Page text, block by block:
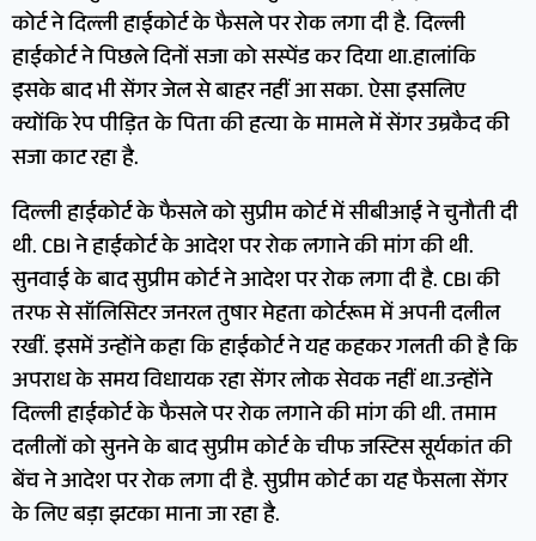
कोर्ट ने दिल्ली हाईकोर्ट के फैसले पर रोक लगा दी है. दिल्ली
हाईकोर्ट ने पिछले दिनों सजा को सस्पेंड कर दिया था.हालांकि
इसके बाद भी सेंगर जेल से बाहर नहीं आ सका. ऐसा इसलिए
क्योंकि रेप पीड़ित के पिता की हत्या के मामले में सेंगर उम्रकैद की
सजा काट रहा है.
दिल्ली हाईकोर्ट के फैसले को सुप्रीम कोर्ट में सीबीआई ने चुनौती दी
थी. CBI ने हाईकोर्ट के आदेश पर रोक लगाने की मांग की थी.
सुनवाई के बाद सुप्रीम कोर्ट ने आदेश पर रोक लगा दी है. CBI की
तरफ से सॉलिसिटर जनरल तुषार मेहता कोर्टरूम में अपनी दलील
रखीं. इसमें उन्होंने कहा कि हाईकोर्ट ने यह कहकर गलती की है कि
अपराध के समय विधायक रहा सेंगर लोक सेवक नहीं था.उन्होंने
दिल्ली हाईकोर्ट के फैसले पर रोक लगाने की मांग की थी. तमाम
दलीलों को सुनने के बाद सुप्रीम कोर्ट के चीफ जस्टिस सूर्यकांत की
बेंच ने आदेश पर रोक लगा दी है. सुप्रीम कोर्ट का यह फैसला सेंगर
के लिए बड़ा झटका माना जा रहा है.